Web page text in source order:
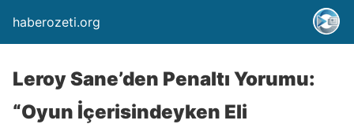
haberozeti.org
Leroy Sane’den Penaltı Yorumu:
“Oyun İçerisindeyken Eli